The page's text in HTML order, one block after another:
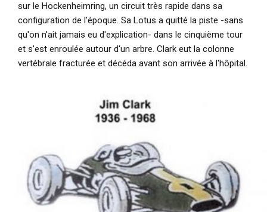
sur le Hockenheimring, un circuit très rapide dans sa
configuration de l'époque. Sa Lotus a quitté la piste -sans
qu'on n'ait jamais eu d'explication- dans le cinquième tour
et s'est enroulée autour d'un arbre. Clark eut la colonne
vertébrale fracturée et décéda avant son arrivée à l'hôpital.